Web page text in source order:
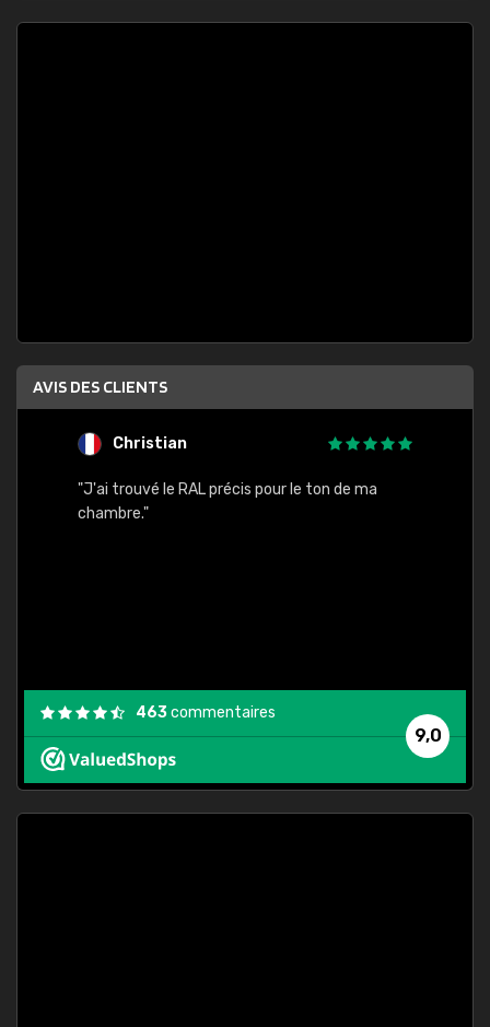
AVIS DES CLIENTS
Christian
"J'ai trouvé le RAL précis pour le ton de ma
chambre."
9,0
463commentaires